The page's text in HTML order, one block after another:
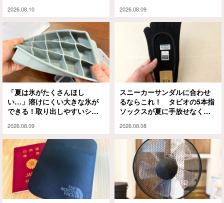
2026.08.10 2026.08.09
「夏は氷がたくさんほし
い…」溶けにくい大きな氷が
できる！取り出しやすいシリ
2026.08.09
スニーカーサンダルに合わせ
るならこれ！ タビオの5本指
ソックスが夏に手放せなくな
2026.08.08